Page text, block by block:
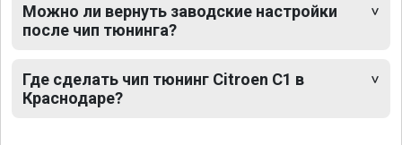
Можно ли вернуть заводские настройки
после чип тюнинга?
Где сделать чип тюнинг Citroen C1 в
Краснодаре?